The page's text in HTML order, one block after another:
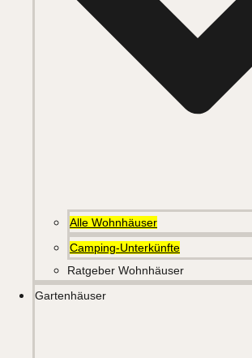
Alle Wohnhäuser
Camping-Unterkünfte
Ratgeber Wohnhäuser
Gartenhäuser